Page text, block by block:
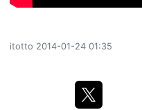
itotto 2014-01-24 01:35